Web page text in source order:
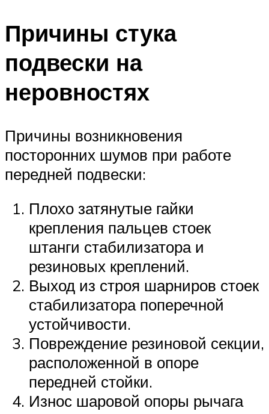
Причины стука
подвески на
неровностях
Причины возникновения
посторонних шумов при работе
передней подвески:
Плохо затянутые гайки
крепления пальцев стоек
штанги стабилизатора и
резиновых креплений.
Выход из строя шарниров стоек
стабилизатора поперечной
устойчивости.
Повреждение резиновой секции,
расположенной в опоре
передней стойки.
Износ шаровой опоры рычага